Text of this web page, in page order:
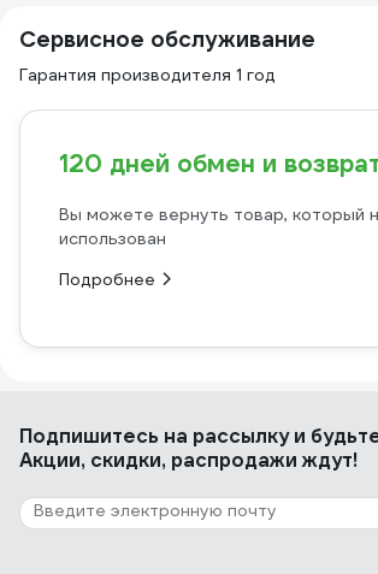
Сервисное обслуживание
Гарантия производителя 1 год
120 дней обмен и
Вы можете вернуть товар, который
использован
Подробнее
Подпишитесь на рассылкуи
Акции, скидки, распродажи ждут!